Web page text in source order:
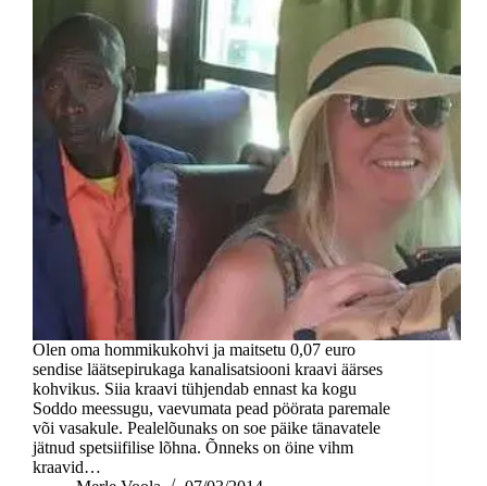
Olen oma hommikukohvi ja maitsetu 0,07 euro
sendise läätsepirukaga kanalisatsiooni kraavi äärses
kohvikus. Siia kraavi tühjendab ennast ka kogu
Soddo meessugu, vaevumata pead pöörata paremale
või vasakule. Pealelõunaks on soe päike tänavatele
jätnud spetsiifilise lõhna. Õnneks on öine vihm
kraavid…